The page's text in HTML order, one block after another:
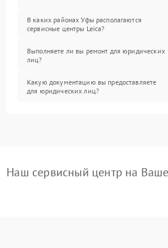
В каких районах Уфы располагаются
сервисные центры Leica?
Выполняете ли вы ремонт для юридических
лиц?
Какую документацию вы предоставляете
для юридических лиц?
Наш сервисный центр на